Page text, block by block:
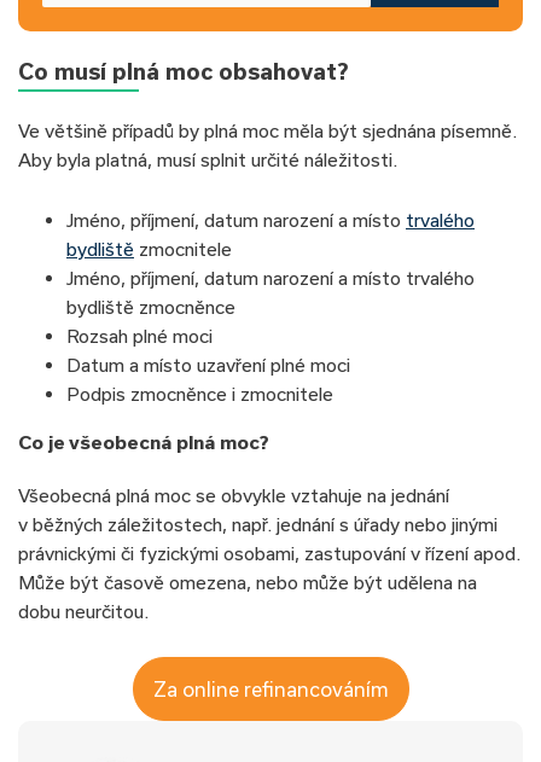
Co musí plná moc obsahovat?
Ve většině případů by plná moc měla být sjednána písemně.
Aby byla platná, musí splnit určité náležitosti.
Jméno, příjmení, datum narození a místo trvalého
bydliště zmocnitele
Jméno, příjmení, datum narození a místo trvalého
bydliště zmocněnce
Rozsah plné moci
Datum a místo uzavření plné moci
Podpis zmocněnce i zmocnitele
Co je všeobecná plná moc?
Všeobecná plná moc se obvykle vztahuje na jednání
v běžných záležitostech, např. jednání s úřady nebo jinými
právnickými či fyzickými osobami, zastupování v řízení apod.
Může být časově omezena, nebo může být udělena na
dobu neurčitou.
Za online refinancováním